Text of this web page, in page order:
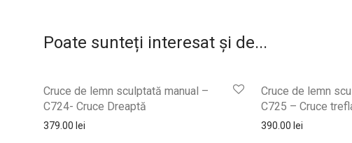
Poate sunteți interesat și de...
Cruce de lemn sculptată manual –
C724- Cruce Dreaptă
379.00 lei
Cruce de lemn
C725 – Cruce
390.00 lei